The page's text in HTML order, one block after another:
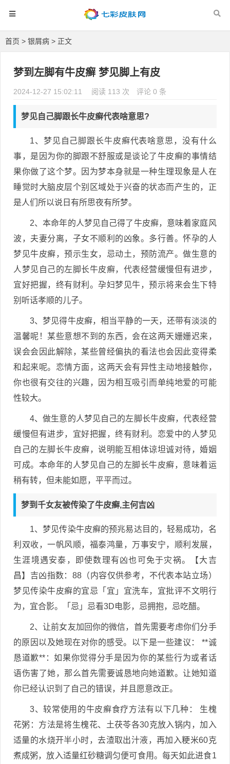
首页 > 银屑病 > 正文
梦到左脚有牛皮癣 梦见脚上有皮
2024-12-27 15:02:11 阅读 113 次 评论 0 条
梦见自己脚跟长牛皮癣代表啥意思?
1、梦见自己脚跟长牛皮癣代表啥意思，没有什么
事，是因为你的脚跟不舒服或是谈论了牛皮癣的事情结
果你做了这个梦。因为梦本身就是一种生理现象是人在
睡觉时大脑皮层个别区域处于兴奋的状态而产生的，正
是人们所以说日有所思夜有所梦。
2、本命年的人梦见自己得了牛皮癣，意味着家庭风
波，夫妻分离，子女不顺利的凶象。多行善。怀孕的人
梦见牛皮癣，预示生女，忌动土，预防流产。做生意的
人梦见自己的左脚长牛皮癣，代表经营缓慢但有进步，
宜好把握，终有财利。孕妇梦见牛，预示将来会生下特
别听话孝顺的儿子。
3、梦见得牛皮癣，相当平静的一天，还带有淡淡的
温馨呢！某些意想不到的东西，会在这两天姗姗迟来，
误会会因此解除，某些曾经偏执的看法也会因此变得柔
和起来呢。恋情方面，这两天会有异性主动地接触你，
你也很有交往的兴趣，因为相互吸引而单纯地爱的可能
性较大。
4、做生意的人梦见自己的左脚长牛皮癣，代表经营
缓慢但有进步，宜好把握，终有财利。恋爱中的人梦见
自己的左脚长牛皮癣，说明能互相体谅坦诚对待，婚姻
可成。本命年的人梦见自己的左脚长牛皮癣，意味着运
稍有转，但未能如愿，平平而过。
梦到千女友被传染了牛皮癣,主何吉凶
1、梦见传染牛皮癣的预兆易达目的，轻易成功，名
利双收，一帆风顺，福泰鸿量，万事安宁，顺利发展，
生涯境遇安泰，即使数理有凶也可免于灾祸。【大吉
昌】吉凶指数：88（内容仅供参考，不代表本站立场）
梦见传染牛皮癣的宜忌「宜」宜洗车，宜批评不文明行
为，宜合影。「忌」忌看3D电影，忌拥抱，忌吃醋。
2、让前女友加回你的微信，首先需要考虑你们分手
的原因以及她现在对你的感受。以下是一些建议： **诚
恳道歉**：如果你觉得分手是因为你的某些行为或者话
语伤害了她，那么首先需要诚恳地向她道歉。让她知道
你已经认识到了自己的错误，并且愿意改正。
3、较常使用的牛皮癣食疗方法有以下几种： 生槐
花粥：方法是将生槐花、土茯苓各30克放入锅内，加入
适量的水烧开半小时，去渣取出汁液，再加入粳米60克
煮成粥，放入适量红砂糖调匀便可食用。每天如此进食1